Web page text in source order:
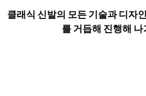
클래식 신발의 모든 기술과 디자
를 거듭해 진행해